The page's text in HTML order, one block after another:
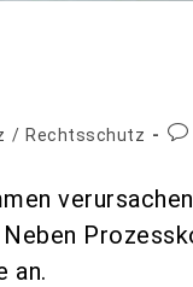
/ Rechtsschutz
an.